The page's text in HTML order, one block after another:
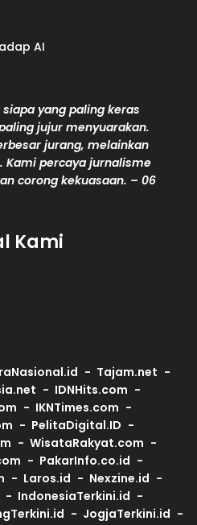
AI
yang paling keras
jujur menyuarakan.
jurang, melainkan
Kami percaya jurnalisme
corong kekuasaan. – 06
Kami
Tajam.net
IDNHits.com
IKNTimes.com
PelitaDigital.ID
WisataRakyat.com
PakarInfo.co.id
Laros.id
Nexzine.id
IndonesiaTerkini.id
JogjaTerkini.id